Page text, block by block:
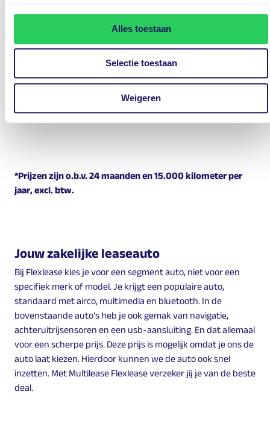
Alles toestaan
Selectie toestaan
Weigeren
€ 839,- per maand*
Elektrische grote SUV, zoals een Hyundai IONIQ5 of
Hyundai IONIQ6
Offerte aanvragen voor X-Large EV
*Prijzen zijn o.b.v. 24 maanden en 15.000 kilometer per
jaar, excl. btw.
Jouw zakelijke leaseauto
Bij Flexlease kies je voor een segment auto, niet voor een
specifiek merk of model. Je krijgt een populaire auto,
standaard met airco, multimedia en bluetooth. In de
bovenstaande auto's heb je ook gemak van navigatie,
achteruitrijsensoren en een usb-aansluiting. En dat allemaal
voor een scherpe prijs. Deze prijs is mogelijk omdat je ons de
auto laat kiezen. Hierdoor kunnen we de auto ook snel
inzetten. Met Multilease Flexlease verzeker jij je van de beste
deal.